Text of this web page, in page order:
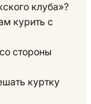
клуба»?
курить с
стороны
куртку